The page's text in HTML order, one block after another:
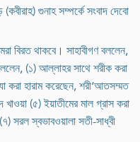
গুনাহ সম্পর্কে সংবাদ দেবো
বিরত থাকবে। সাহাবীগণ বললেন,
(১) আল্লাহর সাথে শরীক করা
হারাম করেছেন, শরী‘আতসম্মত
(৫) ইয়াতীমের মাল গ্রাস করা
সরল স্বভাবওয়ালা সতী-সাধ্বী